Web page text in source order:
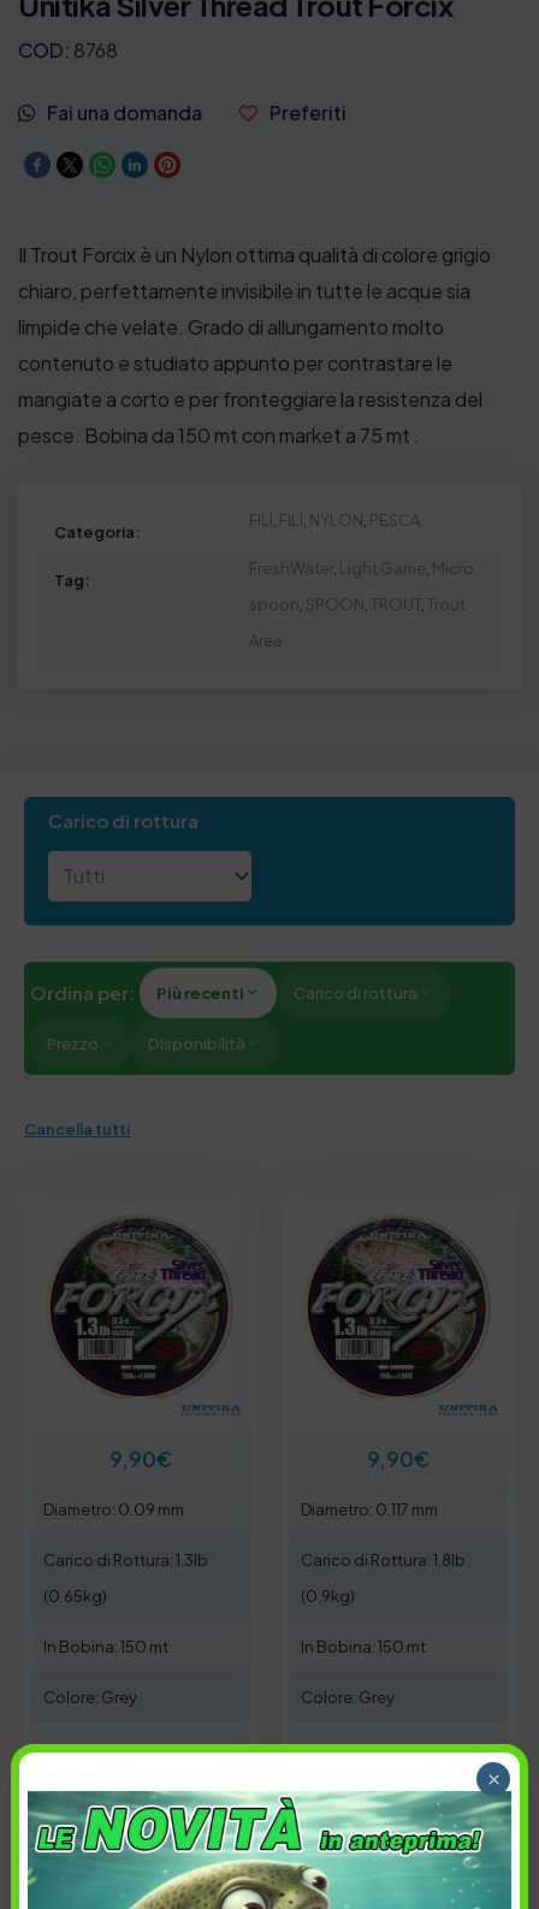
COD: 8768
Fai una domanda Preferiti
Il Trout Forcix è un Nylon ottima qualità di colore grigio
chiaro, perfettamente invisibile in tutte le acque sia
limpide che velate. Grado di allungamento molto
contenuto e studiato appunto per contrastare le
mangiate a corto e per fronteggiare la resistenza del
pesce. Bobina da 150 mt con market a 75 mt .
Categoria:
FILI FILI NYLON PESCA
Tag:
FreshWater, Light Game Micro
spoon SPOON TROUT, Trout
Area
Carico di rottura
Ordina per: Più recenti Carico di rottura
Prezzo Disponibilità
Cancella tutti
9,90€
Diametro: 0.09 mm
Carico di Rottura: 1.3lb
(0.65kg)
In Bobina: 150 mt
Colore: Grey
Carico di rottura:
1.3 lb
Esaurito
9,90€
Diametro: 0.117 mm
Carico di Rottura: 1.8lb
(0.9kg)
In Bobina: 150 mt
Colore: Grey
Carico di rottura:
1.8 lb
Esaurito
×